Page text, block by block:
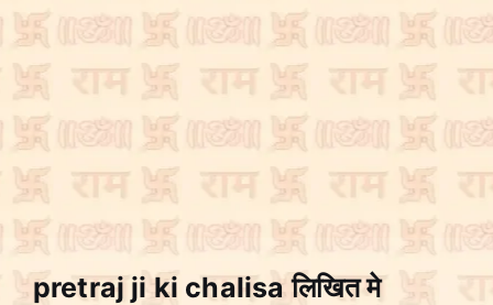
pretraj ji ki chalisa लिखित मे